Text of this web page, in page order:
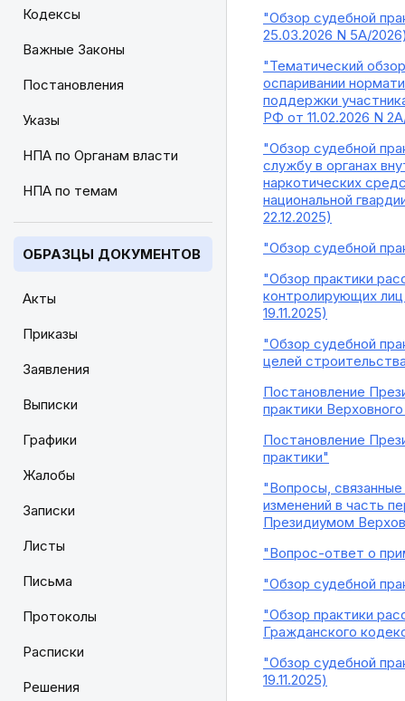
Кодексы
Важные Законы
Постановления
Указы
НПА по Органам власти
НПА по темам
ОБРАЗЦЫ ДОКУМЕНТОВ
Акты
Приказы
Заявления
Выписки
Графики
Жалобы
Записки
Листы
Письма
Протоколы
Расписки
Решения
"Обзор судебной
25.03.2026 N 5А/2026)
"Тематический
оспаривании
поддержки
РФ от 11.02.2026 N
"Обзор судебной
службу в органах
наркотических
национальной
22.12.2025)
"Обзор судебной
"Обзор практики
контролирующих
19.11.2025)
"Обзор судебной
целей
Постановление
практики
Постановление
практики"
"Вопросы,
изменений в часть
Президиумом
"Вопрос-ответ о
"Обзор судебной
"Обзор практики
Гражданского
"Обзор судебной
19.11.2025)